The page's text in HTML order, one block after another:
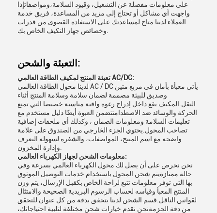
على معلومات مفصلة عن التشغيل، وقيود السلامة،ومواصفاتإذا
واجهت أي مشاكل أو تحتاج إلى مزيد من المساعدة، فريق خدمة
العملاء لدينا متاح لمساعدتك على الاستفادة القصوى من قدرات
التعبئة والشحن:
تعبئة المنتج لمكيف الطاقة العالمي AC/DC:
لدينا محول الطاقة العالمي AC / DC يأتي معبأة بأمان في مربع متين
وصديق للبيئة مصممة لضمان سلامة وسلامة المنتج أثناء
النقل.المكيف يقع داخل إدراج رغوة واقية مناسبة خصيصا التي تمنع
الحركة والوسائد ضد الاصطدامتتضمن العبوة أيضًا دليل مستخدم مع
تعليمات السلامة ومعلومات الضمان ، وكذلك أي ملحقات إضافية
تصاحب المحول.يحتوي الجزء الخارجي من الصندوق على علامة
واضحة مع اسم المنتج، المواصفات، والشفرة لسهولة التعرف
معلومات الشحن لجهاز الكهرباء العالمي:
نحن نحرص على أن يصل لك محول الكهرباء العالمي بسرعة وفي
حالة ممتازةيتم شحن المحول باستخدام خدمات التوصيل الموثوق
بها التي توفر معلومات تتبع لراحة الخاص بكقبل الإرسال، يتم وزن
المنتج المعبأ وقياسه لحساب الرسوم البريدية الصحيحة والامتثال
لقوانين الناقل.قسم الشحن لدينا يتحقق بدقة من كل عنوان للتحقق
من دقة الحزمةنحن نقدم خيارات شحن مختلفة لتلبية احتياجاتك،